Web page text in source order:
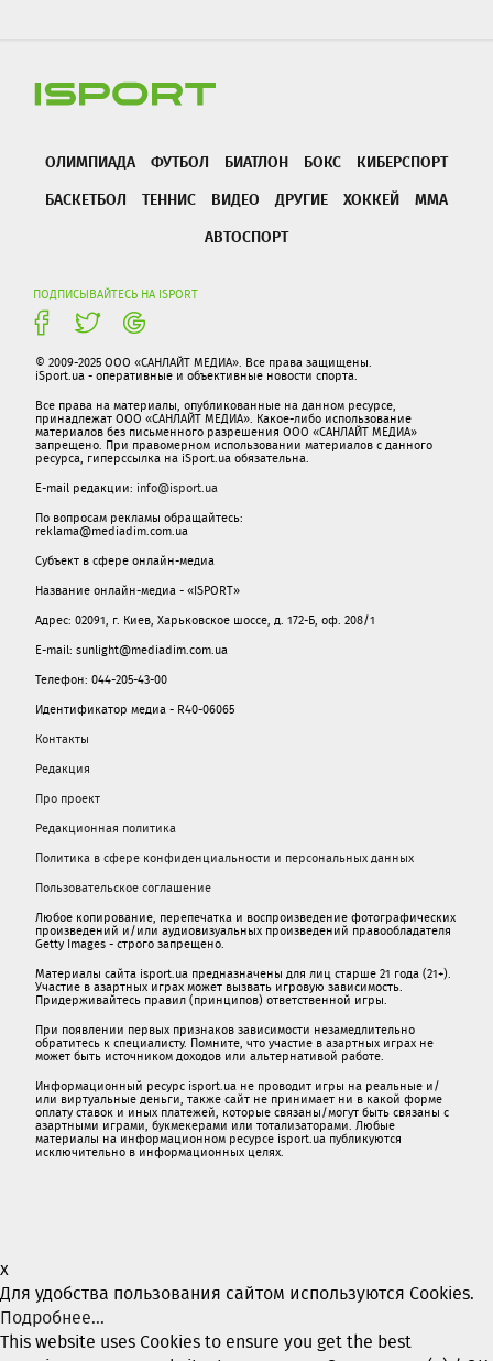
ОЛИМПИАДА ФУТБОЛ БИАТЛОН БОКС
КИБЕРСПОРТ
БАСКЕТБОЛ
ТЕННИС ВИДЕО ДРУГИЕ ХОККЕЙ
ММА
АВТОСПОРТ
ПОДПИСЫВАЙТЕСЬ НА ISPORT
© 2009-2025 ООО «САНЛАЙТ МЕДИА». Все права защищены.
iSport.ua - оперативные и объективные новости спорта.
Все права на материалы, опубликованные на данном ресурсе,
принадлежат ООО «САНЛАЙТ МЕДИА». Какое-либо использование
материалов без письменного разрешения ООО «САНЛАЙТ МЕДИА»
запрещено. При правомерном использовании материалов с данного
ресурса, гиперссылка на iSport.ua обязательна.
E-mail редакции: info@isport.ua
По вопросам рекламы обращайтесь:
reklama@mediadim.com.ua
Субъект в сфере онлайн-медиа
Название онлайн-медиа - «ISPORT»
Адрес: 02091, г. Киев, Харьковское шоссе, д. 172-Б, оф. 208/1
E-mail: sunlight@mediadim.com.ua
Телефон: 044-205-43-00
Идентификатор медиа - R40-06065
Контакты
Редакция
Про проект
Редакционная политика
Политика в сфере конфиденциальности и персональных данных
Пользовательское соглашение
Любое копирование, перепечатка и воспроизведение фотографических
произведений и/или аудиовизуальных произведений правообладателя
Getty Images - строго запрещено.
Материалы сайта isport.ua предназначены для лиц старше 21 года (21+).
Участие в азартных играх может вызвать игровую зависимость.
Придерживайтесь правил (принципов) ответственной игры.
При появлении первых признаков зависимости незамедлительно
обратитесь к специалисту. Помните, что участие в азартных играх не
может быть источником доходов или альтернативой работе.
Информационный ресурс isport.ua не проводит игры на реальные и/
или виртуальные деньги, также сайт не принимает ни в какой форме
oплaту ставок и иных платежей, которые связаны/могут быть связаны c
азартными игрaми, букмекерами или тотализаторами. Любые
материалы на информационном ресурсе isport.ua публикуютcя
исключительно в информационных целях.
x
Для удобства пользования сайтом используются Cookies.
Подробнее...
This website uses Cookies to ensure you get the best